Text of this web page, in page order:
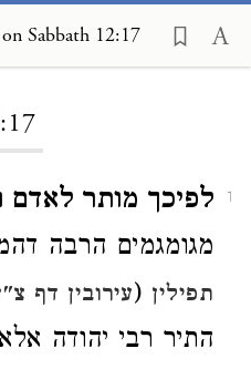
Sabbath 12:17
1 לפיכך מותר לאדם
מגומגמים הרבה
תפילין (עירובין דף
התיר רבי יהודה